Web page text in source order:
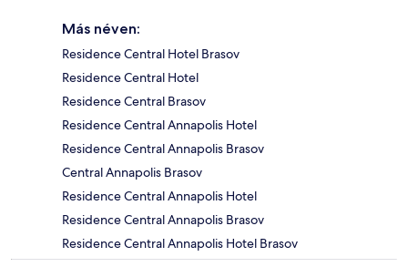
Más néven:
Residence Central Hotel Brasov
Residence Central Hotel
Residence Central Brasov
Residence Central Annapolis Hotel
Residence Central Annapolis Brasov
Central Annapolis Brasov
Residence Central Annapolis Hotel
Residence Central Annapolis Brasov
Residence Central Annapolis Hotel Brasov